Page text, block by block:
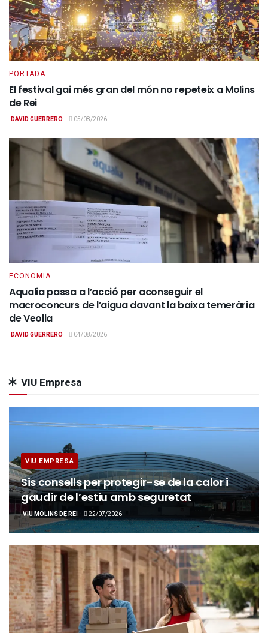
PORTADA
El festival gai més gran del món no repeteix a Molins
de Rei
DAVID GUERRERO 05/08/2026
ECONOMIA
Aqualia passa a l’acció per aconseguir el
macroconcurs de l’aigua davant la baixa temerària
de Veolia
DAVID GUERRERO 04/08/2026
VIU Empresa
VIU EMPRESA
Sis consells per protegir-se de la calor i
gaudir de l’estiu amb seguretat
VIU MOLINS DE REI 22/07/2026